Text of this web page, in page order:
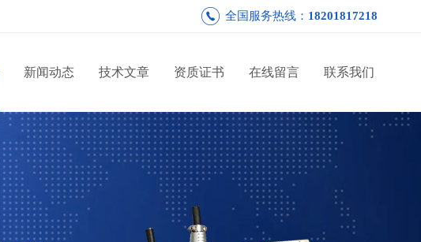
全国服务热线： 18201817218
新闻动态 技术文章 资质证书 在线留言 联系我们